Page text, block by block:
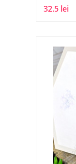
32.5 lei